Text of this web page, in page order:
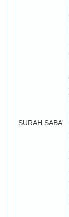
SURAH SABA'